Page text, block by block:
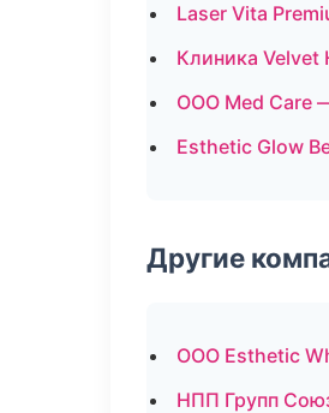
Laser Vita
Клиника
ООО Med Care
Esthetic Glow
Другие
ООО Esthetic
НПП Групп